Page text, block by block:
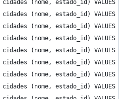
cidades (nome, estado_id) VALUES
cidades (nome, estado_id) VALUES
cidades (nome, estado_id) VALUES
cidades (nome, estado_id)
cidades (nome, estado_id)
cidades (nome, estado_id) VALUES
cidades (nome, estado_id) VALUES
cidades (nome, estado_id)